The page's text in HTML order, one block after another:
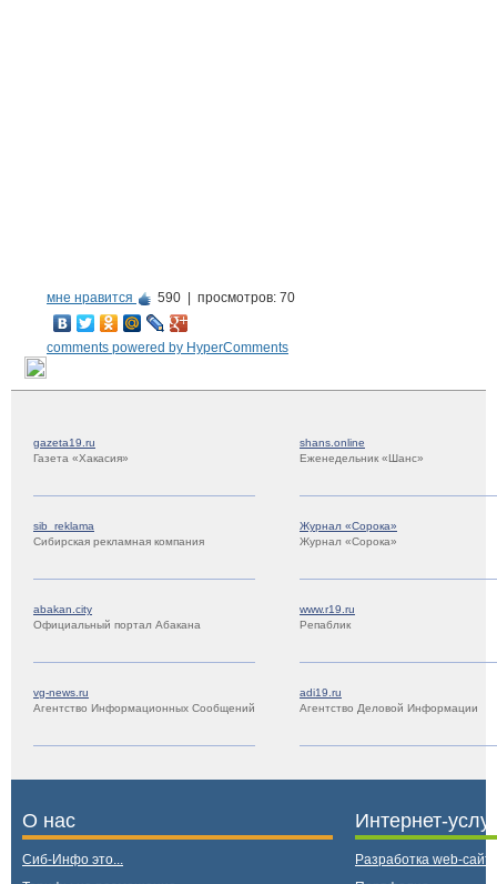
мне нравится 590 | просмотров: 70
comments powered by HyperComments
gazeta19.ru
Газета «Хакасия»
shans.online
Еженедельник «Шанс»
sib_reklama
Сибирская рекламная компания
Журнал «Сорока»
Журнал «Сорока»
abakan.city
Официальный портал Абакана
www.r19.ru
Репаблик
vg-news.ru
Агентство Информационных Сообщений
adi19.ru
Агентство Деловой Информации
О нас
Сиб-Инфо это...
Интернет-
Разработка web-